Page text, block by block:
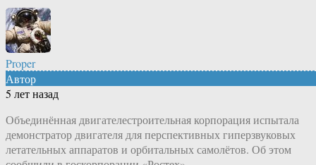
Proper
Автор
5 лет назад
Объединённая двигателестроительная корпорация испытала
демонстратор двигателя для перспективных гиперзвуковых
летательных аппаратов и орбитальных самолётов. Об этом